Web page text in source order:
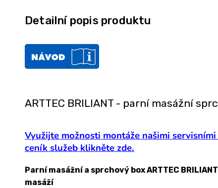
Detailní popis produktu
ARTTEC BRILIANT - parní masážní
Využijte možnosti montáže našimi
ceník služeb klikněte zde.
Parní masážní a sprchový box ARTTEC
masáží